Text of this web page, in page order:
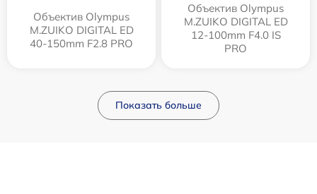
Объектив Olympus
M.ZUIKO DIGITAL ED
40-150mm F2.8 PRO
Объектив Olympus
M.ZUIKO DIGITAL ED
12‑100mm F4.0 IS
PRO
Показать больше